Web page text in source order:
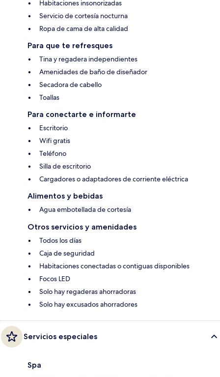
Habitaciones insonorizadas
Servicio de cortesía nocturna
Ropa de cama de alta calidad
Para que te refresques
Tina y regadera independientes
Amenidades de baño de diseñador
Secadora de cabello
Toallas
Para conectarte e informarte
Escritorio
Wifi gratis
Teléfono
Silla de escritorio
Cargadores o adaptadores de corriente eléctrica
Alimentos y bebidas
Agua embotellada de cortesía
Otros servicios y amenidades
Todos los días
Caja de seguridad
Habitaciones conectadas o contiguas disponibles
Focos LED
Solo hay regaderas ahorradoras
Solo hay excusados ahorradores
Servicios especiales
Spa